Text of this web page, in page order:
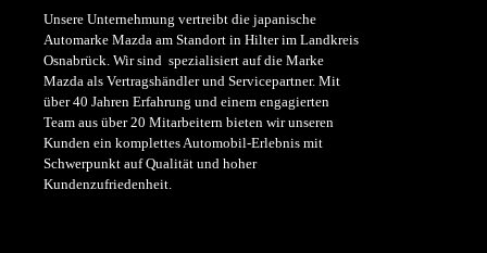
Unsere Unternehmung vertreibt die japanische
Automarke Mazda am Standort in Hilter im Landkreis
Osnabrück. Wir sind spezialisiert auf die Marke
Mazda als Vertragshändler und Servicepartner. Mit
über 40 Jahren Erfahrung und einem engagierten
Team aus über 20 Mitarbeitern bieten wir unseren
Kunden ein komplettes Automobil-Erlebnis mit
Schwerpunkt auf Qualität und hoher
Kundenzufriedenheit.